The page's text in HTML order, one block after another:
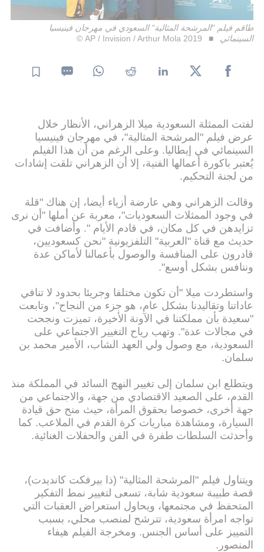
طاقم فيلم "المرشحة المثالية" السعودي في مهرجان فينيسيا
السينمائي
AP / Invision / Arthur Mola 2019 ©
لفتت الممثلة السعودية ميلا الزهراني، الأنظار خلال
عرض فيلم "المرشحة المثالية"، في مهرجان فينيسيا
السينمائي في إيطاليا. وعلى الرغم من أن هذا الفيلم
يُعتبر باكورة أعمالها الفنية، إلا أن الزهراني تلقت إشادات
من لجنة التحكيم.
وقالت الزهراني وهي عارضة أزياء أيضا، إن هناك "قلة
في وجود الممثلات السعوديات"، معربة عن أملها "أن نرى
تزايدهن في كل مكان، في قادم الأيام ". وأضافت في
حديث مع قناة "العربية" التلفزيونية "نحن كسعوديين،
قادرون على المنافسة والوصول بأعمالنا لأماكن عدة
وننافس بشكل أوسع".
واستطردت ميلا "أن تكون مختلفا وجريئا بحدود لا تنافي
عاداتنا وتقاليدنا بشكل عام، هو جزء من النجاح"، وتابعت
"سعيدة بأن مملكتنا في الآونة الأخيرة، تميزت ونجحت
في مجالات عدة". وتهب رياح التغيير الاجتماعي على
السعودية، مع وصول ولي العهد الشاب، الأمير محمد بن
سلمان.
ويتطلع ابن سلمان إلى تغيير النهج السائد في المملكة منذ
القدم، على الصعيد الاقتصادي من جهة، والاجتماعي من
جهة أخرى، خصوصا بحقوق المرأة، حيث منح حق قيادة
السيارة، ومشاهدة مباريات كرة القدم في الملاعب. كما
وأحدثت السلطات طفرة في الفن والحفلات الغنائية.
ويتناول فيلم "المرشحة المثالية" (ذا بيرفكت كانديدت)،
قصة طبيبة سعودية شابة، تسعى لتغيير نمط التفكير
المتحفظ في مجتمعها، ويحاول استعراض العقبات التي
تواجه امرأة سعودية، تترشح لمنصب محلي، بسبب
التمييز على أساس الجنس. ومخرجة الفيلم هيفاء
المنصور.